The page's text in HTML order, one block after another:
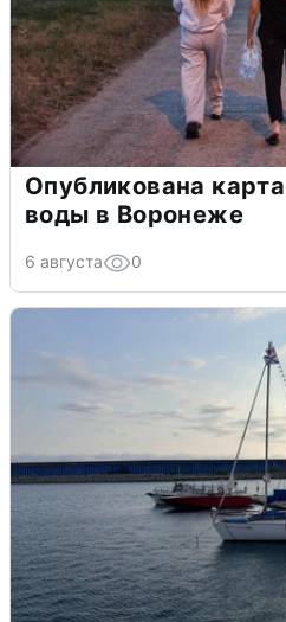
Опубликована
воды в Воронеже
6 августа 0